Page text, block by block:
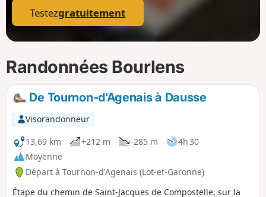
Testezgratuitement
Randonnées Bourlens
De Tournon-d'Agenais à Dausse
Visorandonneur
13,69 km
+212 m -285 m
4h 30
Moyenne
Départ à Tournon-d'Agenais (Lot-et-Garonne)
Étape du chemin de Saint-Jacques de Compostelle, sur la